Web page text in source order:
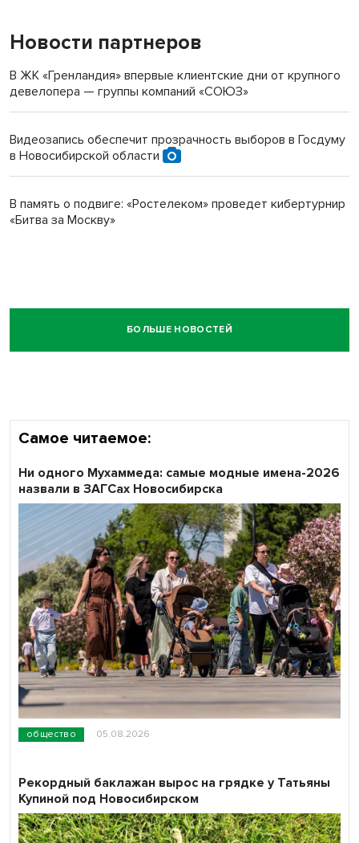
Новости партнеров
В ЖК «Гренландия» впервые клиентские дни от крупного
девелопера — группы компаний «СОЮЗ»
Видеозапись обеспечит прозрачность выборов в Госдуму
в Новосибирской области
В память о подвиге: «Ростелеком» проведет кибертурнир
«Битва за Москву»
БОЛЬШЕ НОВОСТЕЙ
Самое читаемое:
общество 05.08.2026
Ни одного Мухаммеда: самые модные имена-2026
назвали в ЗАГСах Новосибирска
Рекордный баклажан вырос на грядке у Татьяны
Купиной под Новосибирском